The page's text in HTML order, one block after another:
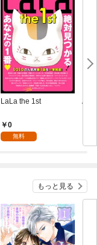
LaLa the 1st
0
無料
もっと見る